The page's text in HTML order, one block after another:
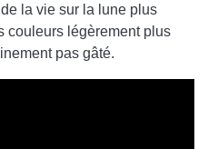
la vie sur la lune plus
couleurs légèrement plus
pas gâté.